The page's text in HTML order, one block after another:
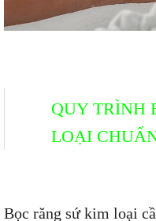
QUY TRÌNH
LOẠI
Bọc răng sứ kim loại